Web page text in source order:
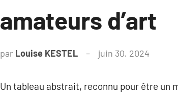
amateurs d’art
par Louise KESTEL juin 30, 2024
Un tableau abstrait, reconnu pour être un